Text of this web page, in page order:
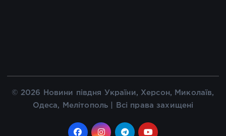
© 2026 Новини півдня України, Херсон, Миколаїв,
Одеса, Мелітополь | Всі права захищені